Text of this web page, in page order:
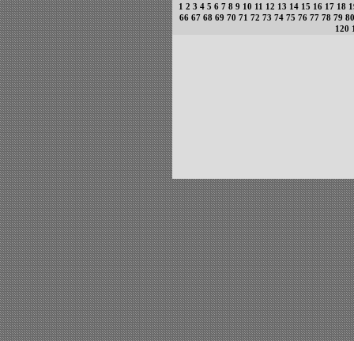
1 2 3 4 5 6 7 8 9 10 11 12 13 14 15 16 17 18
66 67 68 69 70 71 72 73 74 75 76 77 78 79 80
120